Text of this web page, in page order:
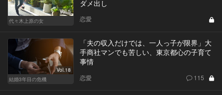
Vol.5
代々木上原の女
ダメ出し
恋愛
Vol.18
結婚3年目の危機
「夫の収入だけでは、一人っ子が限界」大
手商社マンでも苦しい、東京都心の子育て
事情
恋愛 115